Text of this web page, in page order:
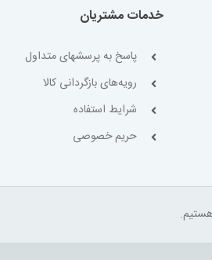
خدمات مشتریان
پاسخ به پرسشهای متداول
رویه‌های بازگردانی کالا
شرایط استفاده
حریم خصوصی